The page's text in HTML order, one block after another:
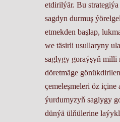
etdirilýär. Bu
sagdyn durmuş
etmekden başlap,
we täsirli usullaryny
saglygy goraýşyň milli
döretmäge
çemeleşmeleri öz içine
ýurdumyzyň saglygy
dünýä ülňülerine